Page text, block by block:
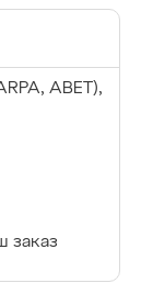
ABET),
заказ